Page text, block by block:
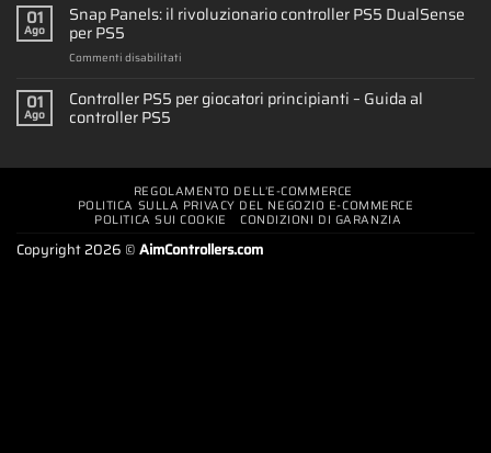
01
Ago
Snap Panels: il rivoluzionario controller PS5 DualSense
per PS5
Commenti disabilitati
Panels:
il
per
PS5
01
Ago
Controller PS5 per giocatori principianti – Guida al
controller PS5
REGOLAMENTO DELL’E-COMMERCE
POLITICA SULLA PRIVACY DEL NEGOZIO E-COMMERCE
POLITICA SUI COOKIE CONDIZIONI DI GARANZIA
Copyright 2026 ©AimControllers.com